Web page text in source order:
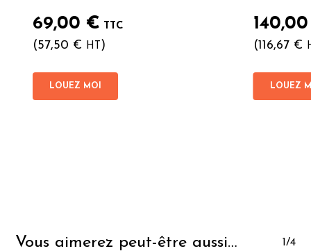
69,00 € TTC
(57,50 € HT )
LOUEZ MOI
(116,67 €
LOUEZ
Vous aimerez peut-être aussi… 1/4